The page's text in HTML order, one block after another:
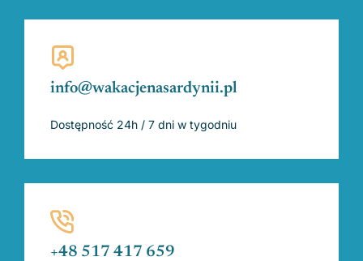
info@wakacjenasardynii.pl
Dostępność 24h / 7 dni w tygodniu
+48 517 417 659